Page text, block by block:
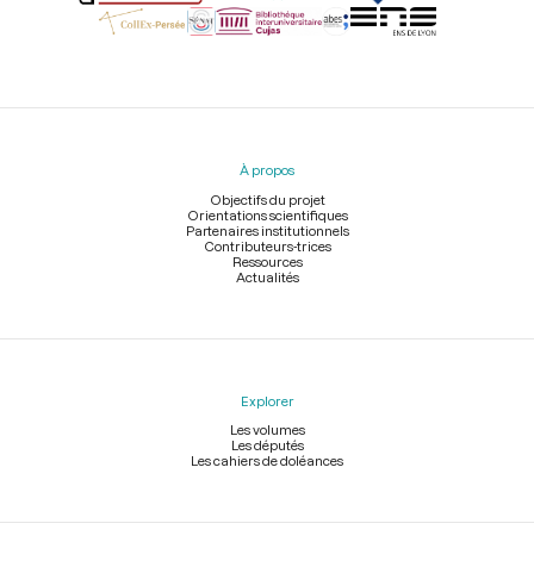
Menu
À propos
Objectifs du projet
Orientations scientifiques
Partenaires institutionnels
Contributeurs-trices
Ressources
Actualités
Explorer
Les volumes
Les députés
Les cahiers de doléances